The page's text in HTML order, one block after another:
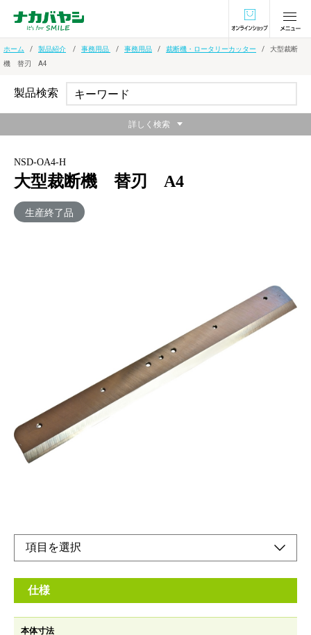
オンラインショ
ホーム 製品紹介 事務用品 事務用品 裁断機・ロータリーカッター
大型裁断
機 替刃 A4
NSD-OA4-H
大型裁断機 替刃 A4
生産終了品
大型裁断機 A4 NSD-OA4W用 替刃です。
+ 税
生産終了品
大型裁断機 A4 NSD-OA4W用 交換用の替刃です。
仕様
本体寸法
製品検索
詳しく検索